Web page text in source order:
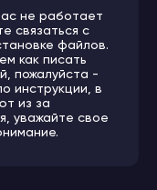
не работает
связаться с
файлов.
как писать
пожалуйста -
инструкции, в
из за
уважайте свое